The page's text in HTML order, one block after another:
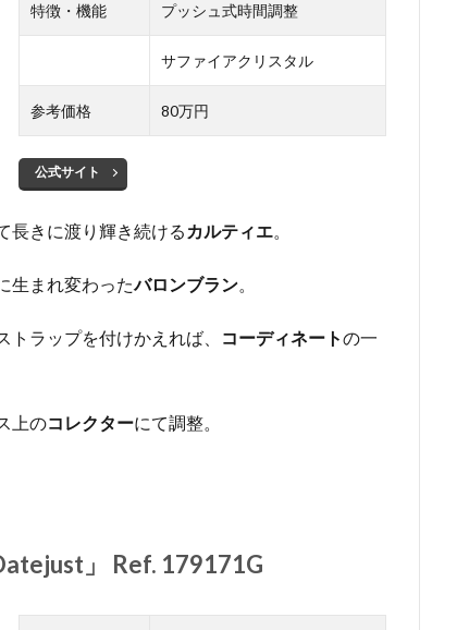
特徴・機能 プッシュ式時間調整
サファイアクリスタル
参考価格 80万円
公式サイト
長きに渡り輝き続ける カルティエ。
生まれ変わったバロンブラン。
ラップを付けかえれば、 コーディネートの一
上のコレクターにて調整。
」 Ref. 179171G